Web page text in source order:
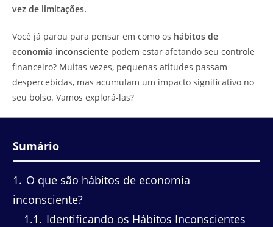
vez de limitações.
Você já parou para pensar em como os hábitos de
economia inconsciente podem estar afetando seu controle
financeiro? Muitas vezes, pequenas atitudes passam
despercebidas, mas acumulam um impacto significativo no
seu bolso. Vamos explorá-las?
Sumário
1
O que são hábitos de economia
inconsciente?
1.1
Identificando os Hábitos Inconscientes